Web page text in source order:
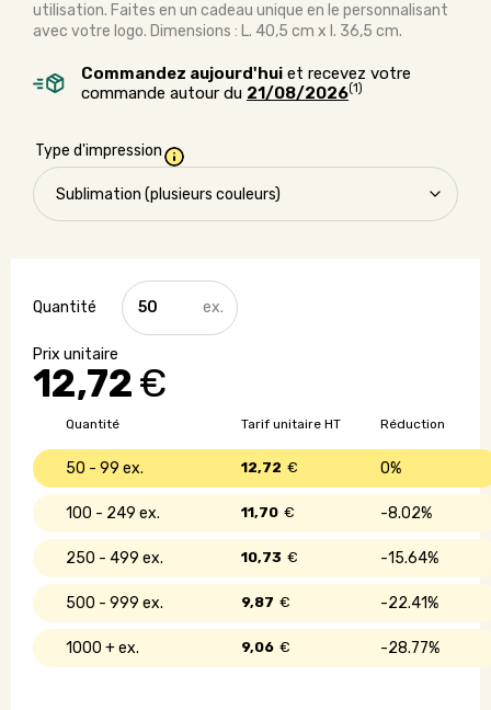
utilisation. Faites en un cadeau unique en le personnalisant
avec votre logo. Dimensions : L. 40,5 cm x l. 36,5 cm.
Commandez aujourd'hui et recevez votre
commande autour du 21/08/2026(1)
Type d'impression
12,72€
quantité
de
Tote
seaqual
-
Quantité Réduction
Tarif unitaire HT
50 - 99 0%
12,72 €
100 - 249 8.02%
11,70 €
250 - 499 15.64%
10,73 €
500 - 999 22.41%
9,87 €
1000 + 28.77%
9,06 €